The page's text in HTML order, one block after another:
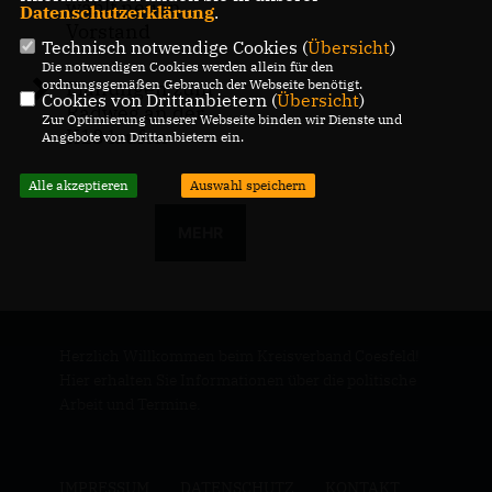
wählt neuen
Planungen zum
Radweg an der
K13 laufen
Datenschutzerklärung.
Technisch notwendige Cookies (Übersicht)
Die notwendigen Cookies werden allein für den
ordnungsgemäßen Gebrauch der Webseite benötigt.
Cookies von Drittanbietern (Übersicht)
Zur Optimierung unserer Webseite binden wir Dienste und
Angebote von Drittanbietern ein.
Alle akzeptieren Auswahl speichern